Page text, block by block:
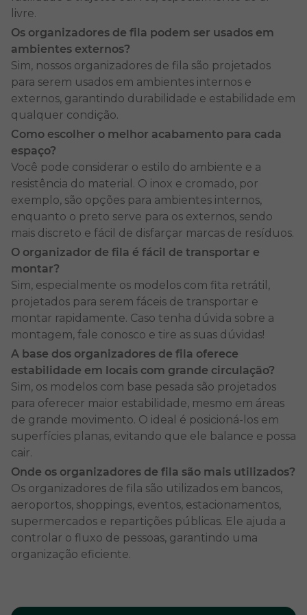
produtos se adaptam a diferentes espaços.
Catálogo de qualidade
Aqui, você se encontra com uma variedade de
equipamentos de alta durabilidade, com estrutura
estável e design moderno, que podem ser usados
em ambientes internos e externos. Eles melhoram a
experiência do público e a imagem profissional do
estabelecimento.
Cada organizador de fila é feito com diferentes
materiais, que refletem no custo-benefício. O inox,
por exemplo, é mais resistente e pode ser
encontrado na cor cromada e preta, enquanto o
PVC é uma alternativa mais acessível. Mas ambos
são resistentes e fáceis de limpar.
Modelos de organizador de fila
No Shopping da Segurança, você encontra opções
variadas de organizadores de fila, incluindo o
pedestal com fita retrátil, que é prático e rápido de
instalar. Ele é indicado para locais de grande
circulação, pela facilidade de ajustar o tamanho da
delimitação, a depender do comprimento do
produto.
Disponibilizamos também opedestal organizador
de fila para uso de corda e corrente de sinalização.
Esse modelo é resistente e comum em
livre.
Os organizadores de fila podem ser usados em
ambientes externos?
Sim, nossos organizadores de fila são projetados
para serem usados em ambientes internos e
externos, garantindo durabilidade e estabilidade em
qualquer condição.
Como escolher o melhor acabamento para cada
espaço?
Você pode considerar o estilo do ambiente e a
resistência do material. O inox e cromado, por
exemplo, são opções para ambientes internos,
enquanto o preto serve para os externos, sendo
mais discreto e fácil de disfarçar marcas de resíduos.
O organizador de fila é fácil de transportar e
montar?
Sim, especialmente os modelos com fita retrátil,
projetados para serem fáceis de transportar e
montar rapidamente. Caso tenha dúvida sobre a
montagem, fale conosco e tire as suas dúvidas!
A base dos organizadores de fila oferece
estabilidade em locais com grande circulação?
Sim, os modelos com base pesada são projetados
para oferecer maior estabilidade, mesmo em áreas
de grande movimento. O ideal é posicioná-los em
superfícies planas, evitando que ele balance e possa
cair.
Onde os organizadores de fila são mais utilizados?
Os organizadores de fila são utilizados em bancos,
aeroportos, shoppings, eventos, estacionamentos,
supermercados e repartições públicas. Ele ajuda a
controlar o fluxo de pessoas, garantindo uma
organização eficiente.